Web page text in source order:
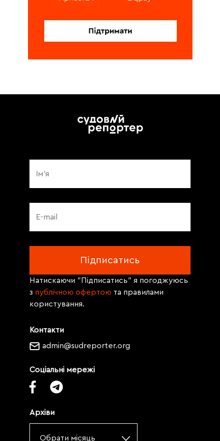
Контакти
admin@sudreporter.org
Соціальні мережі
Архіви
Обрати місяць
Натискаючи "Підписатись" я погоджуюсь
з публічною офертою та правилами
користування.